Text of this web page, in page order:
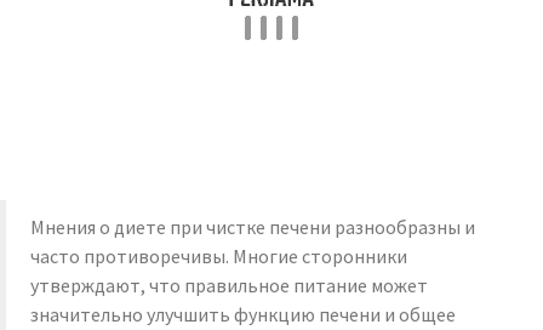
Мнения о диете при чистке печени разнообразны и
часто противоречивы. Многие сторонники
утверждают, что правильное питание может
значительно улучшить функцию печени и общее